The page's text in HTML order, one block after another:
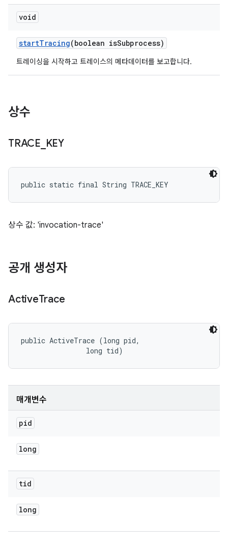
void
startTracing(boolean isSubprocess)
트레이싱을 시작하고 트레이스의 메타데이터를 보고합니다.
상수
TRACE KEY
public static final String TRACE_KEY
상수 값: 'invocation-trace'
공개 생성자
ActiveTrace
public ActiveTrace (long pid,
                long tid)
매개변수
pid
long
tid
long